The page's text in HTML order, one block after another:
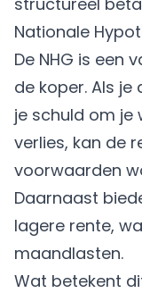
Nationale
De NHG is een
de koper. Als
je schuld om je
verlies, kan de
voorwaarden
Daarnaast
lagere rente,
maandlasten.
Wat betekent